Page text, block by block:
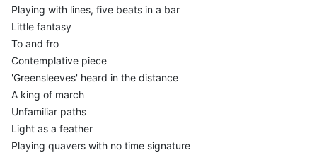
Playing with lines, five beats in a bar
Little fantasy
To and fro
Contemplative piece
'Greensleeves' heard in the distance
A king of march
Unfamiliar paths
Light as a feather
Playing quavers with no time signature